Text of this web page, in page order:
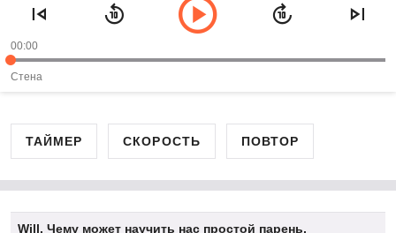
00:00
Стена
ТАЙМЕР СКОРОСТЬ ПОВТОР
Will. Чему может научить нас простой парень,